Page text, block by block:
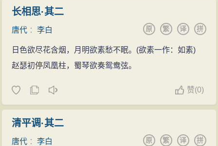
长相思·其二
唐代 ：李白 拼
译
繁
原
日色欲尽花含烟，月明欲素愁不眠。(欲素一作：如素)
赵瑟初停凤凰柱，蜀琴欲奏鸳鸯弦。
赞(0)
清平调·其二
唐代 ：李白 拼
译
繁
原